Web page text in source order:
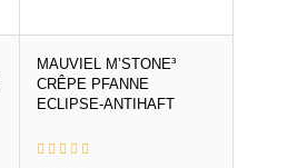
MAUVIEL M’STONE³
CRÊPE PFANNE
ECLIPSE-ANTIHAFT